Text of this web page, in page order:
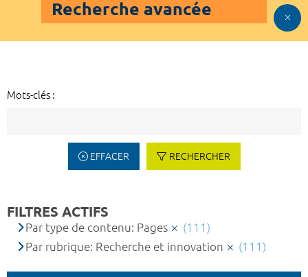
Recherche avancée
Mots-clés :
EFFACER RECHERCHER
FILTRES ACTIFS
Par type de contenu: Pages
(111)
Par rubrique: Recherche et innovation
(111)